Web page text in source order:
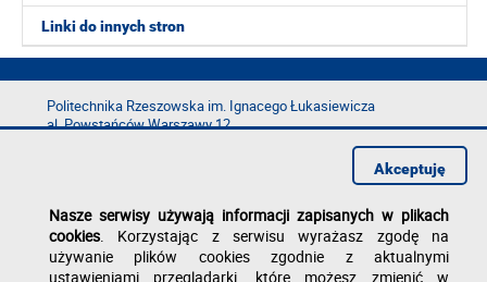
Linki do innych stron
Politechnika Rzeszowska im. Ignacego Łukasiewicza
al. Powstańców Warszawy 12
e-mail:kancelaria@prz.edu.pl
Deklaracja dostępności
Polityka prywatności
Nasze serwisy używają informacji zapisanych w plikach
cookies. Korzystając z serwisu wyrażasz zgodę na
używanie plików cookies zgodnie z aktualnymi
ustawieniami przeglądarki, które możesz zmienić w
Akceptuję